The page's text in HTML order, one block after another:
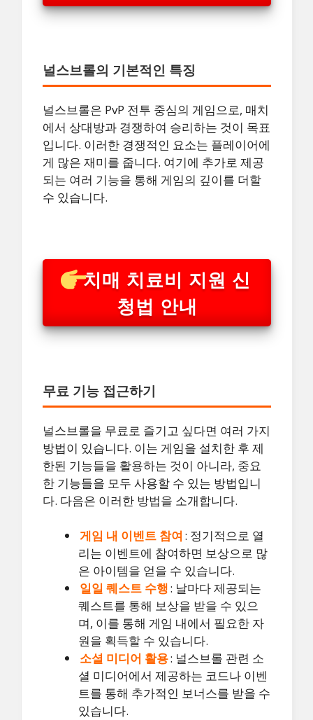
널스브롤의 기본적인 특징
널스브롤은 PvP 전투 중심의 게임으로, 매치
에서 상대방과 경쟁하여 승리하는 것이 목표
입니다. 이러한 경쟁적인 요소는 플레이어에
게 많은 재미를 줍니다. 여기에 추가로 제공
되는 여러 기능을 통해 게임의 깊이를 더할
수 있습니다.
치매 치료비 지원 신
청법 안내
무료 기능 접근하기
널스브롤을 무료로 즐기고 싶다면 여러 가지
방법이 있습니다. 이는 게임을 설치한 후 제
한된 기능들을 활용하는 것이 아니라, 중요
한 기능들을 모두 사용할 수 있는 방법입니
다. 다음은 이러한 방법을 소개합니다.
게임 내 이벤트 참여 : 정기적으로 열
리는 이벤트에 참여하면 보상으로 많
은 아이템을 얻을 수 있습니다.
일일 퀘스트 수행: 날마다 제공되는
퀘스트를 통해 보상을 받을 수 있으
며, 이를 통해 게임 내에서 필요한 자
원을 획득할 수 있습니다.
소셜 미디어 활용: 널스브롤 관련 소
셜 미디어에서 제공하는 코드나 이벤
트를 통해 추가적인 보너스를 받을 수
있습니다.